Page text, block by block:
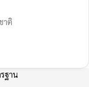
าติ
ฐาน